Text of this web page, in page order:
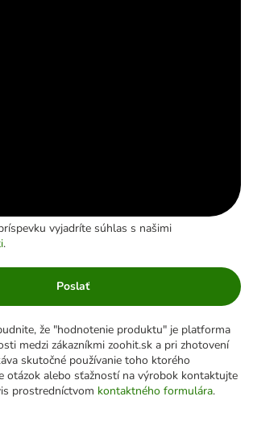
vyjadríte súhlas s našimi
.
Poslať
že "hodnotenie produktu" je platforma
medzi zákazníkmi zoohit.sk a pri zhotovení
skutočné používanie toho ktorého
otázok alebo sťažností na výrobok kontaktujte
prostredníctvom kontaktného formulára.